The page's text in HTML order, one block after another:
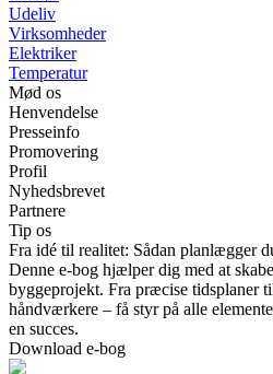
Udeliv
Virksomheder
Elektriker
Temperatur
Mød os
Henvendelse
Presseinfo
Promovering
Profil
Nyhedsbrevet
Partnere
Tip os
Fra idé til realitet: Sådan planlægger
Denne e-bog hjælper dig med at
byggeprojekt. Fra præcise tidsplaner
håndværkere – få styr på alle
en succes.
Download e-bog